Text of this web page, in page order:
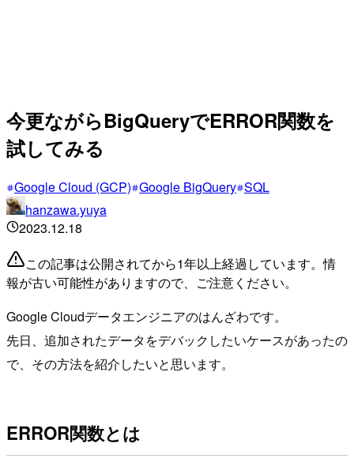
今更ながらBigQueryでERROR関数を
試してみる
Google Cloud (GCP) Google BigQuery SQL
hanzawa.yuya
2023.12.18
この記事は公開されてから1年以上経過しています。情
報が古い可能性がありますので、ご注意ください。
Google Cloudデータエンジニアのはんざわです。
先日、追加されたデータをデバックしたいケースがあったの
で、その方法を紹介したいと思います。
ERROR関数とは